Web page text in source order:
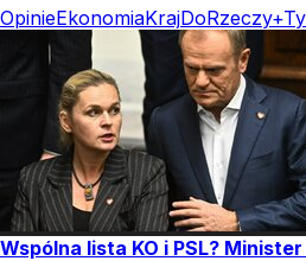
OpinieEkonomiaKrajDoRzeczy+
Wspólna lista KO i PSL? Minister